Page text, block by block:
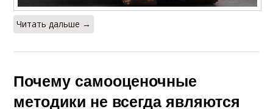
Читать дальше →
Почему самооценочные
методики не всегда являются